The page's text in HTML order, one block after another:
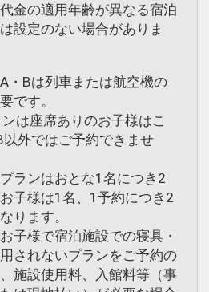
金の適用年齢が異なる宿泊
設定のない場合がありま
A・Bは列車または航空機の
です。
ンは座席ありのお子様はこ
以外ではご予約できませ
プランはおとな1名につき2
子様は1名、1予約につき2
ります。
子様で宿泊施設での寝具・
されないプランをご予約の
施設使用料、入館料等（事